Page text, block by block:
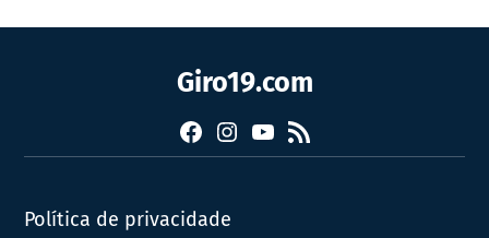
Giro19.com
FacebookInstagram
YouTube
RSS
Política de privacidade